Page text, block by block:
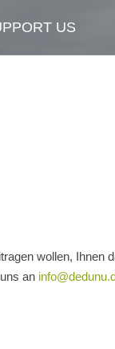
US
wollen, Ihnen
an